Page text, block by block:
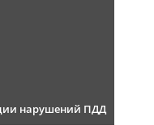
нарушений ПДД